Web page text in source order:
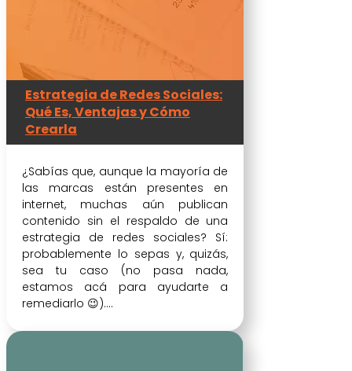
Estrategia de Redes Sociales:
Qué Es, Ventajas y Cómo
Crearla
¿Sabías que, aunque la mayoría de
las marcas están presentes en
internet, muchas aún publican
contenido sin el respaldo de una
estrategia de redes sociales? Sí:
probablemente lo sepas y, quizás,
sea tu caso (no pasa nada,
estamos acá para ayudarte a
remediarlo 😉)....